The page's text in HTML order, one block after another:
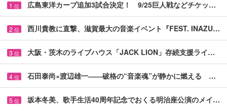
1 位 広島東洋カープ追加3試合決定！ 9/25巨人戦などチケッ…
2 位 西川貴教に直撃、滋賀最大の音楽イベント『FEST. INAZU…
3 位 大阪・茨木のライブハウス「JACK LION」存続支援ライ…
4 位 石田泰尚×渡辺雄一――破格の“音楽魂”が静かに燃える …
5 位 坂本冬美、歌手生活40周年記念でおくる明治座公演のメイ…